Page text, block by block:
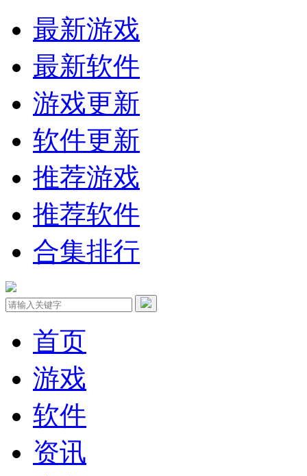
最新游戏
最新软件
游戏更新
软件更新
推荐游戏
推荐软件
合集排行
首页
游戏
软件
资讯